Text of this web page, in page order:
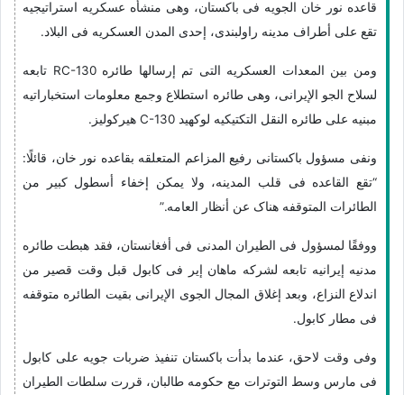
قاعده نور خان الجویه فی باکستان، وهی منشأه عسکریه استراتیجیه
تقع على أطراف مدینه راولبندی، إحدى المدن العسکریه فی البلاد.
ومن بین المعدات العسکریه التی تم إرسالها طائره RC-130 تابعه
لسلاح الجو الإیرانی، وهی طائره استطلاع وجمع معلومات استخباراتیه
مبنیه على طائره النقل التکتیکیه لوکهید C-130 هیرکولیز.
ونفى مسؤول باکستانی رفیع المزاعم المتعلقه بقاعده نور خان، قائلًا:
“تقع القاعده فی قلب المدینه، ولا یمکن إخفاء أسطول کبیر من
الطائرات المتوقفه هناک عن أنظار العامه.”
ووفقًا لمسؤول فی الطیران المدنی فی أفغانستان، فقد هبطت طائره
مدنیه إیرانیه تابعه لشرکه ماهان إیر فی کابول قبل وقت قصیر من
اندلاع النزاع، وبعد إغلاق المجال الجوی الإیرانی بقیت الطائره متوقفه
فی مطار کابول.
وفی وقت لاحق، عندما بدأت باکستان تنفیذ ضربات جویه على کابول
فی مارس وسط التوترات مع حکومه طالبان، قررت سلطات الطیران